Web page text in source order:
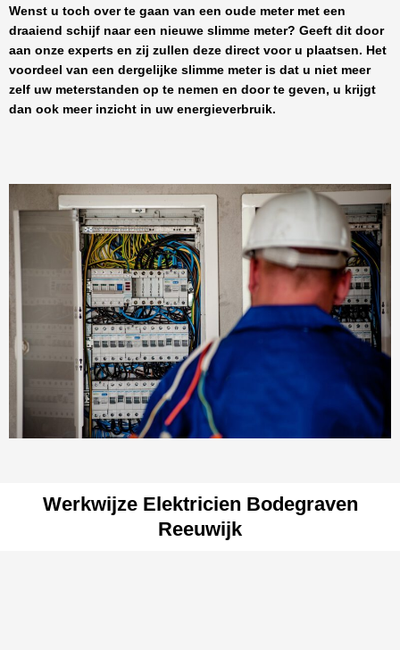
Wenst u toch over te gaan van een oude meter met een
draaiend schijf naar een nieuwe slimme meter? Geeft dit door
aan onze experts en zij zullen deze direct voor u plaatsen. Het
voordeel van een dergelijke slimme meter is dat u niet meer
zelf uw meterstanden op te nemen en door te geven, u krijgt
dan ook meer inzicht in uw energieverbruik.
Werkwijze Elektricien Bodegraven
Reeuwijk